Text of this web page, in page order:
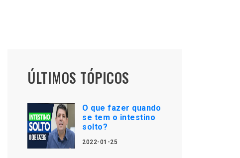
ÚLTIMOS TÓPICOS
O que fazer quando
se tem o intestino
solto?
2022-01-25